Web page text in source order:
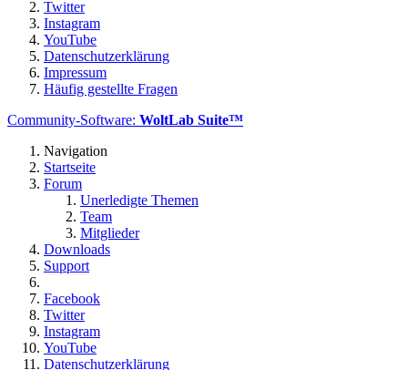
Twitter
Instagram
YouTube
Datenschutzerklärung
Impressum
Häufig gestellte Fragen
Community-Software: WoltLab Suite™
Navigation
Startseite
Forum
Unerledigte Themen
Team
Mitglieder
Downloads
Support
Facebook
Twitter
Instagram
YouTube
Datenschutzerklärung